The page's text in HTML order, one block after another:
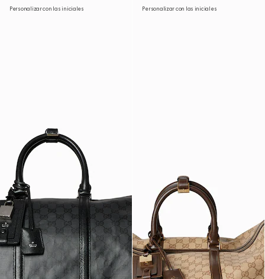
Personalizar con las iniciales Personalizar con las iniciales